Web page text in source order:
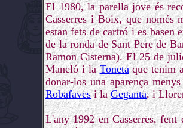
El 1980, la parella jove és
Casserres i Boix, que només
estan fets de cartró i es basen
de la ronda de Sant Pere de
Ramon Cisterna). El 25 de
Maneló i laTonetaque tenim
donar-los una aparença
Robafavesi laGeganta, i
L'any 1992 en Casserres,